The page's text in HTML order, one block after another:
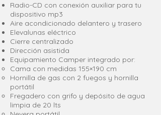
Radio-CD con conexión auxiliar para tu
dispositivo mp3
Aire acondicionado delantero y trasero
Elevalunas eléctrico
Cierre centralizado
Dirección asistida
Equipamiento Camper integrado por:
Cama con medidas 155×190 cm
Hornilla de gas con 2 fuegos y hornilla
portátil
Fregadero con grifo y depósito de agua
limpia de 20 lts